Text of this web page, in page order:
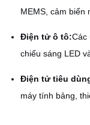
MEMS, cảm biến
Điện tử ô tô:Các
chiếu sáng LED
Điện tử tiêu
máy tính bảng,